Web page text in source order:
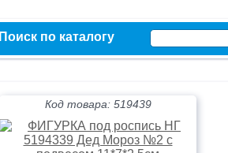
Поиск по каталогу
Код товара: 519439